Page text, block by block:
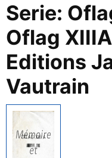
Serie:
Oflag
Editions
Vautrain